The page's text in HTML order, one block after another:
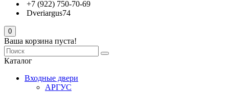
+7 (922) 750-70-69
Dveriargus74
0
Ваша корзина пуста!
Каталог
Входные двери
АРГУС